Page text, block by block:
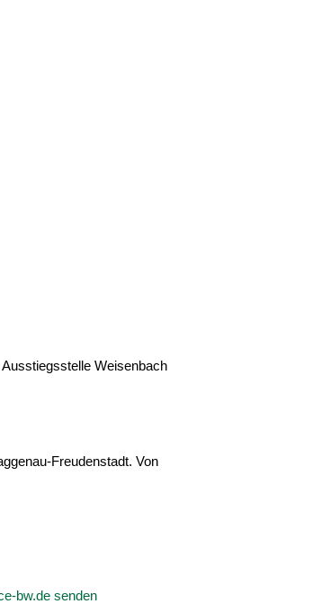
Weisenbach
Freudenstadt. Von
bw.de senden